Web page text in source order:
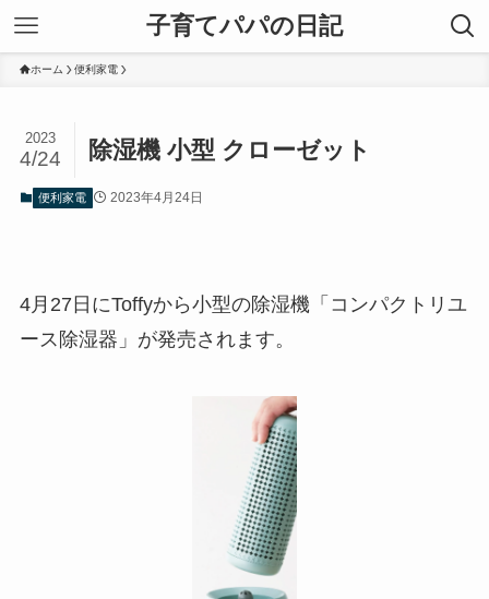
子育てパパの日記
ホーム 便利家電
除湿機 小型 クローゼット
2023
4/24
便利家電 2023年4月24日
4月27日にToffyから小型の除湿機「コンパクトリユ
ース除湿器」が発売されます。